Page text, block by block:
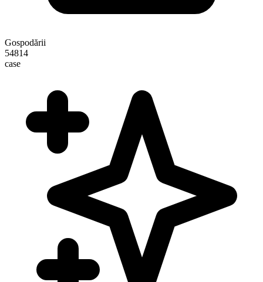
Gospodării
54814
case